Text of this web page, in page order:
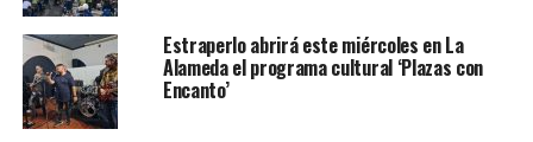
Estraperlo abrirá este miércoles en La
Alameda el programa cultural ‘Plazas con
Encanto’